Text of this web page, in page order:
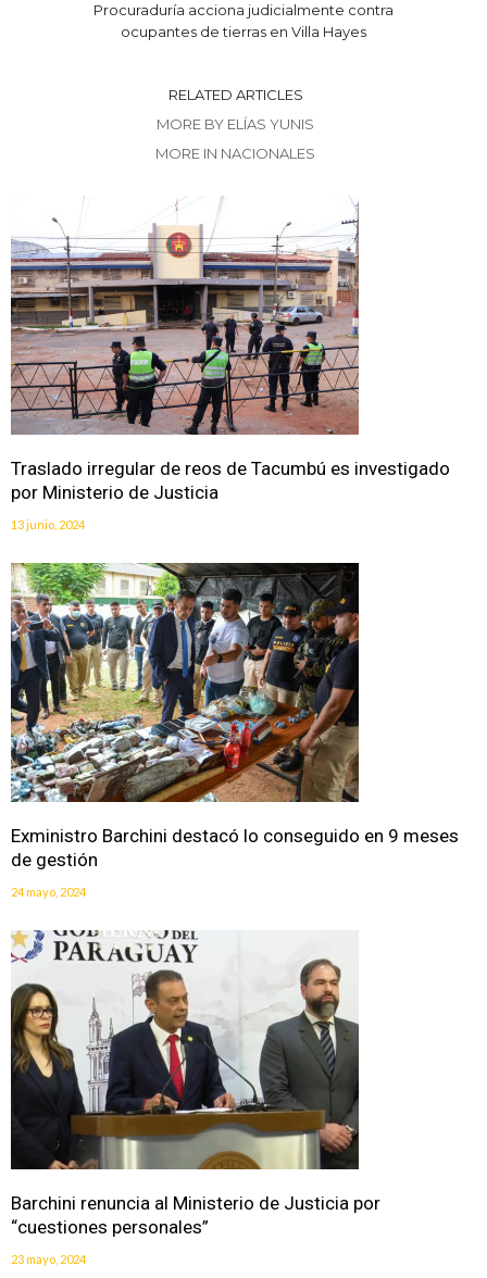
Procuraduría acciona judicialmente contra
ocupantes de tierras en Villa Hayes
RELATED ARTICLES
MORE BY ELÍAS YUNIS
MORE IN NACIONALES
Traslado irregular de reos de Tacumbú es investigado
por Ministerio de Justicia
13 junio, 2024
Exministro Barchini destacó lo conseguido en 9 meses
de gestión
24 mayo, 2024
Barchini renuncia al Ministerio de Justicia por
“cuestiones personales”
23 mayo, 2024